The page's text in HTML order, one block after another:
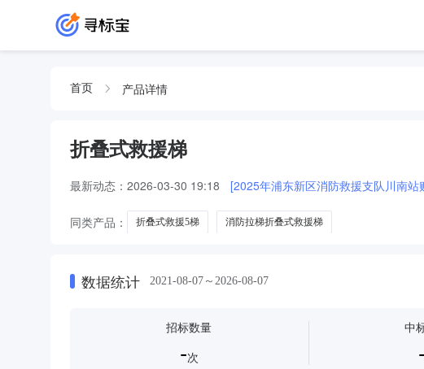
首页 产品详情
折叠式救援梯
最新动态： 2026-03-30 19:18 [2025年浦东新区消防救援支队川南站
同类产品： 折叠式救援5梯 消防拉梯折叠式救援梯
数据统计 2021-08-07～2026-08-07
招标数量
-次
中
-